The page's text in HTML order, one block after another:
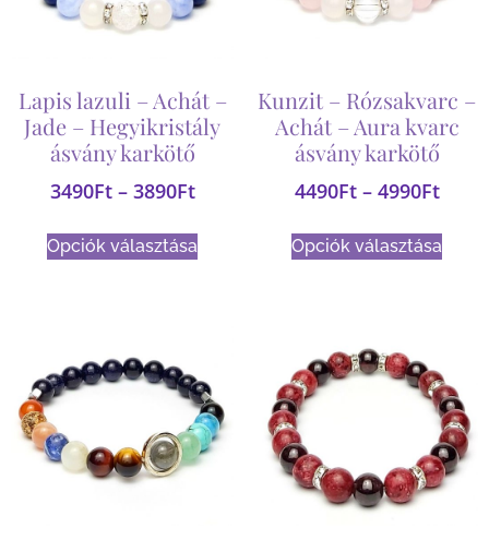
Lapis lazuli – Achát –
Jade – Hegyikristály
ásvány karkötő
3490Ft – 3890Ft
Opciók választása
Kunzit – Rózsakvarc –
Achát – Aura kvarc
ásvány karkötő
4490Ft – 4990Ft
Opciók választása